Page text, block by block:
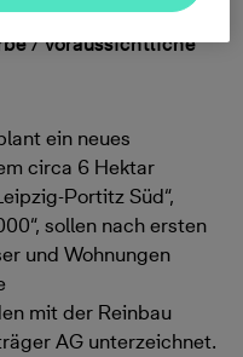
mit Angeboten für
/ voraussichtliche
ein neues
circa 6 Hektar
Portitz Süd“,
sollen nach ersten
und Wohnungen
mit der Reinbau
AG unterzeichnet.